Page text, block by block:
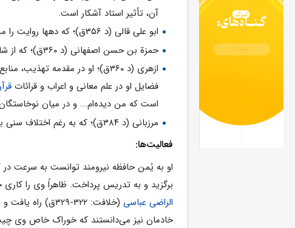
آن‌، تأثیر استاد آشکار است‌.
ابو علی‌ قالی‌ (د ۳۵۶ق‌)؛ که دهها روایت‌ را مستقیماً از او نقل‌ کرده‌ است‌.
حمزة بن‌ حسن‌ اصفهانی‌ (د ۳۶۰ق‌)؛ که از شاگردان‌ ابن‌ انباری‌ بود و از او مستقیماً روایت‌ کرده‌ است‌.
ازهری‌ (د ۳۶۰ق‌)؛ او در مقدمه
فضایل‌ او در علم‌ معانی‌ و اعراب‌ و قرائات‌
است‌ که‌ من‌ دیده‌ام‌... و در میان‌ نوخاستگان‌
مرزبانی‌ (د ۳۸۴ق‌)؛ که‌ به‌ رغم‌ اختلاف‌ سنی‌ بسیار، شاید ابن‌ انباری‌ را دیده‌ باشد و ۸ بار در الموشّح‌ از او مستقیماً روایت‌ می‌کند.
فعالیت‌ها:
او به‌ یُمن‌ حافظه نیرومند توانست‌ به‌ سرعت‌ در کار
برگزید و به‌ تدریس‌ پرداخت‌. ظاهراً وی‌ را
الراضی‌ عباسی
(خلافت‌: ۳۲۲-
خادمان‌ نیز می‌دانستند که‌ خوراک‌ خاص‌ وی‌